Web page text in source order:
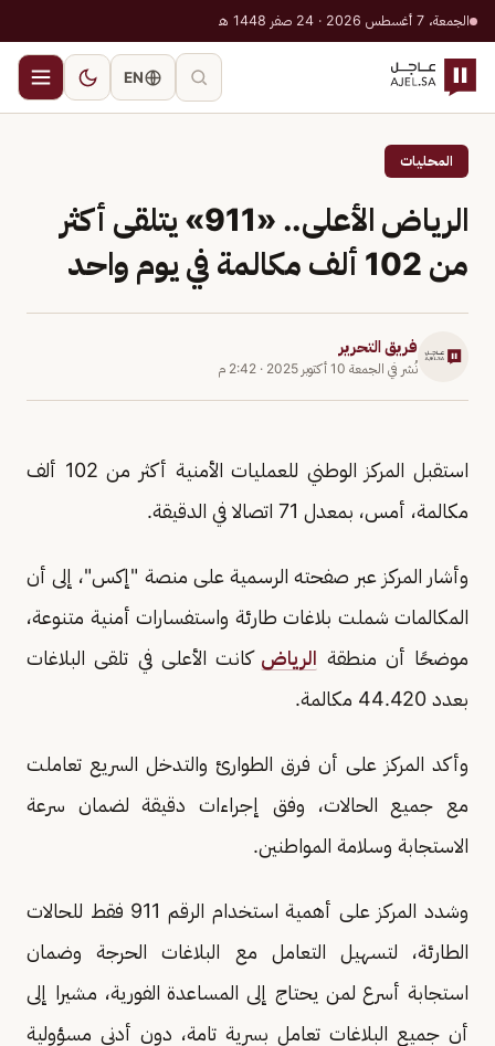
الجمعة، 7 أغسطس 2026 · 24 صفر 1448 هـ
EN
المحليات
الرياض الأعلى.. «911» يتلقى أكثر
من 102 ألف مكالمة في يوم واحد
فريق التحرير
نُشر في الجمعة 10 أكتوبر 2025 · 2:42 م
استقبل المركز الوطني للعمليات الأمنية أكثر من 102 ألف
مكالمة، أمس، بمعدل 71 اتصالا في الدقيقة.
وأشار المركز عبر صفحته الرسمية على منصة "إكس"، إلى أن
المكالمات شملت بلاغات طارئة واستفسارات أمنية متنوعة،
موضحًا أن منطقة الرياض كانت الأعلى في تلقى البلاغات
بعدد 44.420 مكالمة.
وأكد المركز على أن فرق الطوارئ والتدخل السريع تعاملت
مع جميع الحالات، وفق إجراءات دقيقة لضمان سرعة
الاستجابة وسلامة المواطنين.
وشدد المركز على أهمية استخدام الرقم 911 فقط للحالات
الطارئة، لتسهيل التعامل مع البلاغات الحرجة وضمان
استجابة أسرع لمن يحتاج إلى المساعدة الفورية، مشيرا إلى
أن جميع البلاغات تعامل بسرية تامة، دون أدنى مسؤولية